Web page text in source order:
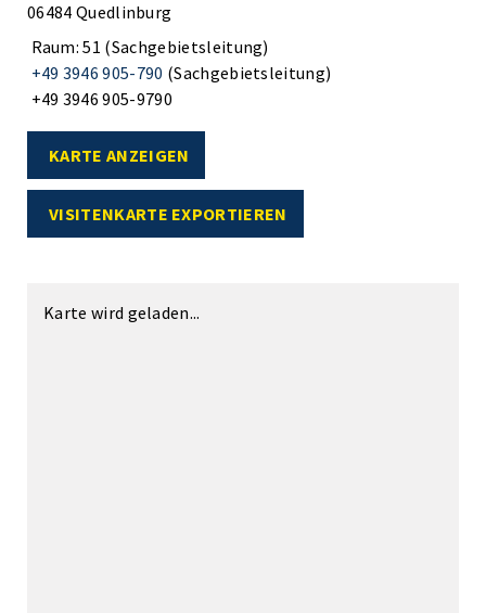
06484 Quedlinburg
Raum: 51 (Sachgebietsleitung)
+49 3946 905-790 (Sachgebietsleitung)
+49 3946 905-9790
KARTE ANZEIGEN
VISITENKARTE EXPORTIEREN
Karte wird geladen...